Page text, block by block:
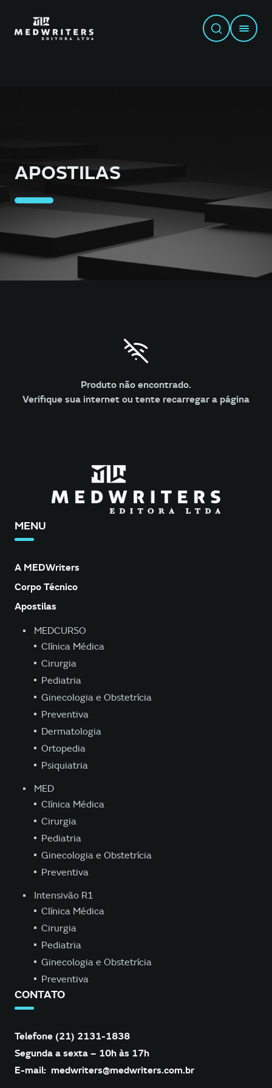
APOSTILAS
Produto não encontrado.
Verifique sua internet ou tente recarregar a página
MENU
A MEDWriters
Corpo Técnico
Apostilas
MEDCURSO
Clínica Médica
Cirurgia
Pediatria
Ginecologia e Obstetrícia
Preventiva
Dermatologia
Ortopedia
Psiquiatria
MED
Clínica Médica
Cirurgia
Pediatria
Ginecologia e Obstetrícia
Preventiva
Intensivão R1
Clínica Médica
Cirurgia
Pediatria
Ginecologia e Obstetrícia
Preventiva
CONTATO
Telefone (21) 2131-1838
Segunda a sexta – 10h às 17h
E-mail: medwriters@medwriters.com.br